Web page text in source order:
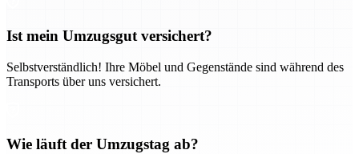
Ist mein Umzugsgut versichert?
Selbstverständlich! Ihre Möbel und Gegenstände sind während des
Transports über uns versichert.
Wie läuft der Umzugstag ab?